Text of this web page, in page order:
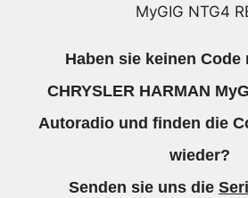
MyGIG NTG4
Haben sie keinen
CHRYSLER HARMAN
Autoradio und finden die
wieder?
Senden sie uns die